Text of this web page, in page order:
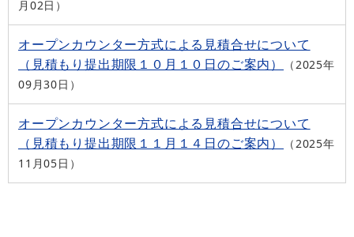
月02日
オープンカウンター方式による見積合せについて
（見積もり提出期限１０月１０日のご案内）
2025年
09月30日
オープンカウンター方式による見積合せについて
（見積もり提出期限１１月１４日のご案内）
2025年
11月05日